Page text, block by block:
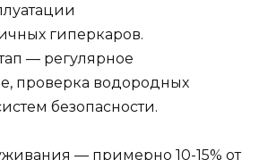
гиперкаров.
— регулярное
проверка водородных
безопасности.
— примерно 10-15% от